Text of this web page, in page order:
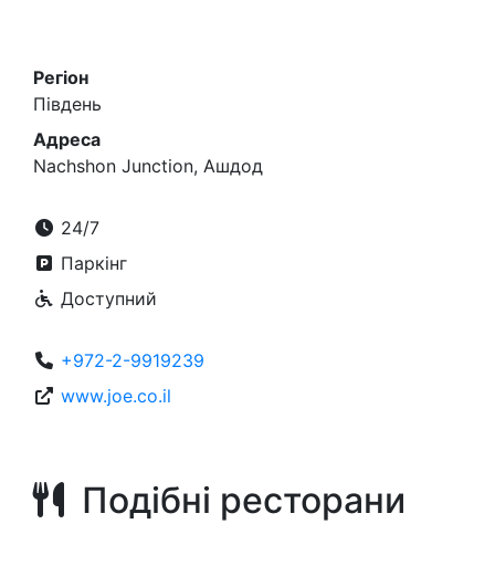
Регіон
Південь
Адреса
Nachshon Junction, Ашдод
24/7
Паркінг
Доступний
+972-2-9919239
www.joe.co.il
Подібні ресторани